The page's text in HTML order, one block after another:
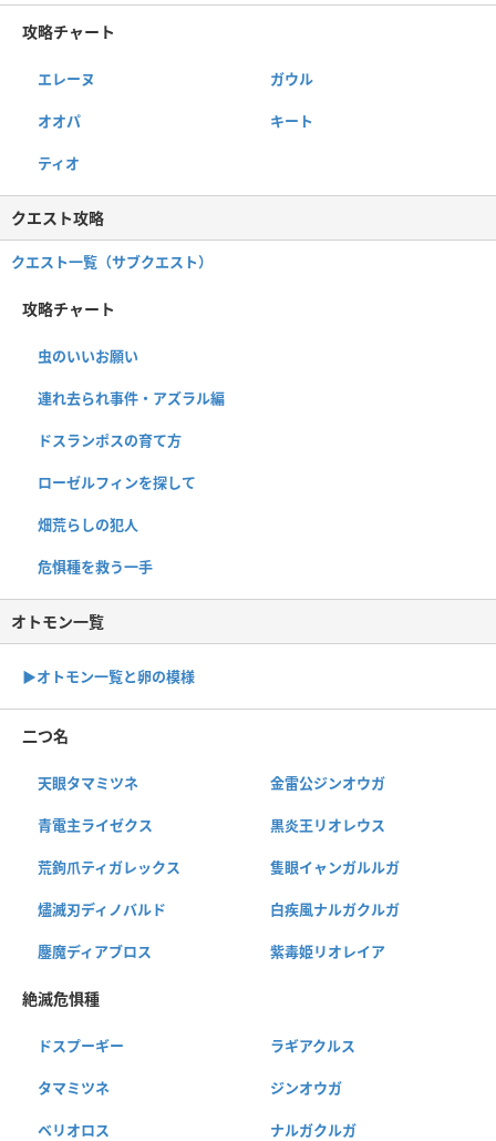
攻略チャート
エレーヌ ガウル
オオパ キート
ティオ
クエスト攻略
クエスト一覧（サブクエスト）
攻略チャート
虫のいいお願い
連れ去られ事件・アズラル編
ドスランポスの育て方
ローゼルフィンを探して
畑荒らしの犯人
危惧種を救う一手
オトモン一覧
▶︎オトモン一覧と卵の模様
二つ名
天眼タマミツネ 金雷公ジンオウガ
青電主ライゼクス 黒炎王リオレウス
荒鉤爪ティガレックス 隻眼イャンガルルガ
燼滅刃ディノバルド 白疾風ナルガクルガ
鏖魔ディアブロス 紫毒姫リオレイア
絶滅危惧種
ドスプーギー ラギアクルス
タマミツネ ジンオウガ
ベリオロス ナルガクルガ